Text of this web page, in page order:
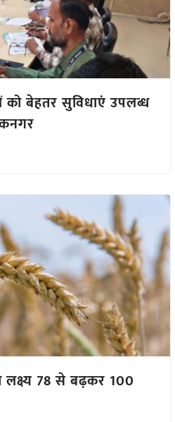
को बेहतर सुविधाएं उपलब्ध
लक्ष्य 78 से बढ़कर 100